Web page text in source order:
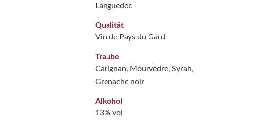
Languedoc
Qualität
Vin de Pays du Gard
Traube
Carignan, Mourvèdre, Syrah,
Grenache noir
Alkohol
13% vol